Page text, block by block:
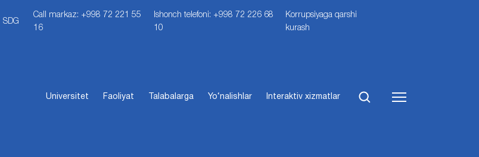
SDG
Call markaz: +998 72 221 55
16
Ishonch telefoni: +998 72 226 68
10
Korrupsiyaga qarshi
kurash
Universitet Faoliyat Talabalarga Yo‘nalishlar Interaktiv xizmatlar